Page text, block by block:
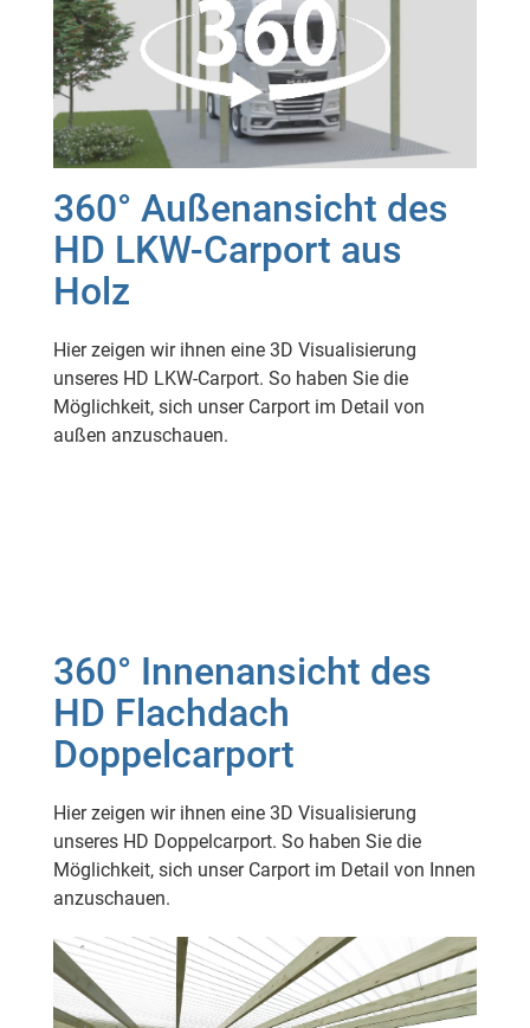
360° Außenansicht des
HD LKW-Carport aus
Holz
Hier zeigen wir ihnen eine 3D Visualisierung
unseres HD LKW-Carport. So haben Sie die
Möglichkeit, sich unser Carport im Detail von
außen anzuschauen.
360° Innenansicht des
HD Flachdach
Doppelcarport
Hier zeigen wir ihnen eine 3D Visualisierung
unseres HD Doppelcarport. So haben Sie die
Möglichkeit, sich unser Carport im Detail von Innen
anzuschauen.